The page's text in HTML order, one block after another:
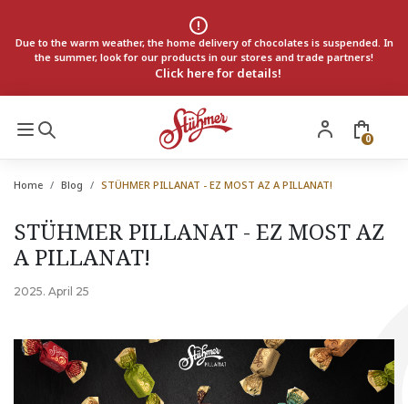
Due to the warm weather, the home delivery of chocolates is suspended. In
the summer, look for our products in our stores and trade partners!
Click here for details!
0
Home Blog STÜHMER PILLANAT - EZ MOST AZ A PILLANAT!
STÜHMER PILLANAT - EZ MOST AZ
A PILLANAT!
2025. April 25